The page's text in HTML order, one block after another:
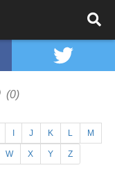
(0)
J K L M
W X Y Z